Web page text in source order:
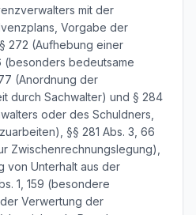
mit der
Vorgabe der
272 (Aufhebung einer
(besonders bedeutsame
(Anordnung der
durch Sachwalter) und § 284
oder des Schuldners,
§§ 281 Abs. 3, 66
Zwischenrechnungslegung),
von Unterhalt aus der
1, 159 (besondere
Verwertung der